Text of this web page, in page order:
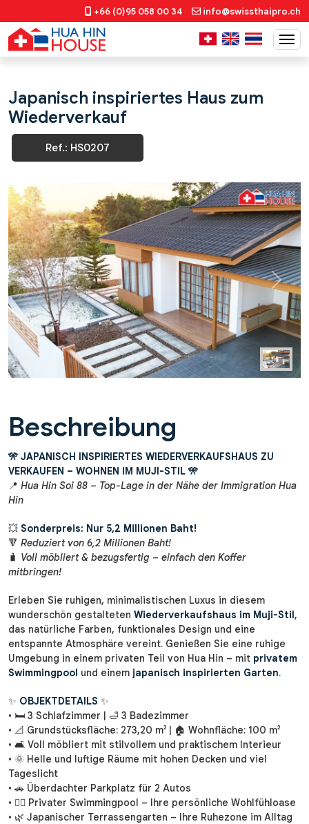
+66 (0)95 058 00 34 info@swissthaipro.ch
Japanisch inspiriertes Haus zum
Wiederverkauf
Ref.: HS0207
Previous Next
Beschreibung
🎌 JAPANISCH INSPIRIERTES WIEDERVERKAUFSHAUS ZU
VERKAUFEN – WOHNEN IM MUJI-STIL 🎌
📍 Hua Hin Soi 88 – Top-Lage in der Nähe der Immigration Hua
Hin
💥 Sonderpreis: Nur 5,2 Millionen Baht!
🔻 Reduziert von 6,2 Millionen Baht!
🧳 Voll möbliert & bezugsfertig – einfach den Koffer
mitbringen!
Erleben Sie ruhigen, minimalistischen Luxus in diesem
wunderschön gestalteten Wiederverkaufshaus im Muji-Stil,
das natürliche Farben, funktionales Design und eine
entspannte Atmosphäre vereint. Genießen Sie eine ruhige
Umgebung in einem privaten Teil von Hua Hin – mit privatem
Swimmingpool und einem japanisch inspirierten Garten.
✨ OBJEKTDETAILS ✨
• 🛏 3 Schlafzimmer | 🛁 3 Badezimmer
• 📐 Grundstücksfläche: 273,20 m² | 🏠 Wohnfläche: 100 m²
• 🛋 Voll möbliert mit stilvollem und praktischem Interieur
• 🌞 Helle und luftige Räume mit hohen Decken und viel
Tageslicht
• 🚗 Überdachter Parkplatz für 2 Autos
• 🏊‍♂️ Privater Swimmingpool – Ihre persönliche Wohlfühloase
• 🌿 Japanischer Terrassengarten – Ihre Ruhezone im Alltag